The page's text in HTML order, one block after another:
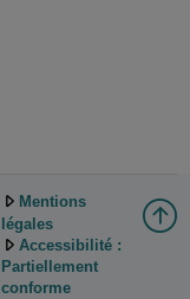
Mentions
légales
Accessibilité :
Partiellement
conforme